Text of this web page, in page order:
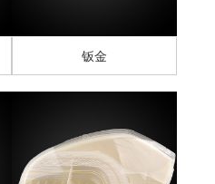
钣金